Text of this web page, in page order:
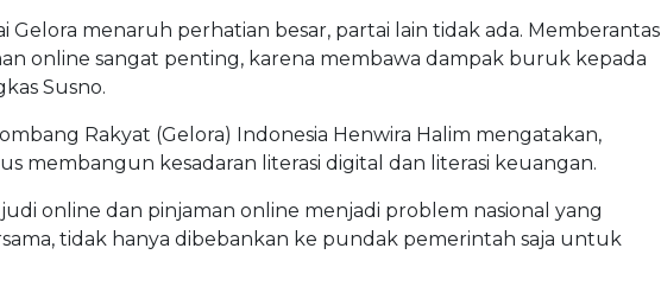
Gelora menaruh perhatian besar, partai lain tidak ada. Memberantas
online sangat penting, karena membawa dampak buruk kepada
Susno.
Rakyat (Gelora) Indonesia Henwira Halim mengatakan,
membangun kesadaran literasi digital dan literasi keuangan.
online dan pinjaman online menjadi problem nasional yang
tidak hanya dibebankan ke pundak pemerintah saja untuk